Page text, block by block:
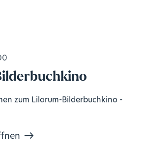
zum Lilarum-Bilderbuchkino -